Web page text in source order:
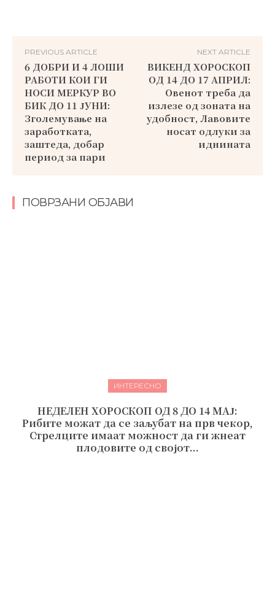
PREVIOUS ARTICLE
6 ДОБРИ И 4 ЛОШИ
РАБОТИ КОИ ГИ
НОСИ МЕРКУР ВО
БИК ДО 11 ЈУНИ:
Зголемување на
заработката,
заштеда, добар
период за пари
NEXT ARTICLE
ВИКЕНД ХОРОСКОП
ОД 14 ДО 17 АПРИЛ:
Овенот треба да
излезе од зоната на
удобност, Лавовите
носат одлуки за
иднината
ПОВРЗАНИ ОБЈАВИ
ИНТЕРЕСНО
НЕДЕЛЕН ХОРОСКОП ОД 8 ДО 14 МАЈ:
Рибите можат да се заљубат на прв чекор,
Стрелците имаат можност да ги жнеат
плодовите од својот...